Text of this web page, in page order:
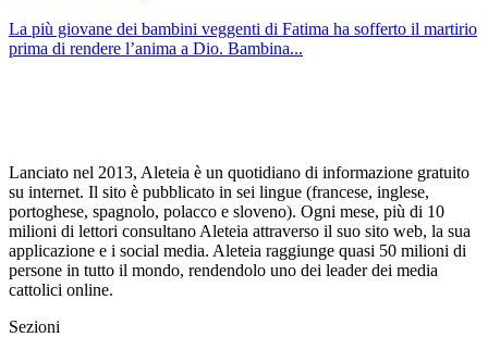
La più giovane dei bambini veggenti di Fatima ha sofferto il martirio
prima di rendere l’anima a Dio. Bambina...
Lanciato nel 2013, Aleteia è un quotidiano di informazione gratuito
su internet. Il sito è pubblicato in sei lingue (francese, inglese,
portoghese, spagnolo, polacco e sloveno). Ogni mese, più di 10
milioni di lettori consultano Aleteia attraverso il suo sito web, la sua
applicazione e i social media. Aleteia raggiunge quasi 50 milioni di
persone in tutto il mondo, rendendolo uno dei leader dei media
cattolici online.
Sezioni